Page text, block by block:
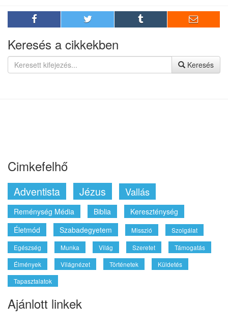
Keresés a cikkekben
Keresés
Cimkefelhő
Adventista Jézus Vallás
Reménység Média Biblia
Kereszténység
Életmód
Szabadegyetem Misszió
Szolgálat
Egészség
Munka Világ Szeretet
Támogatás
Élmények
Világnézet Történetek
Küldetés
Tapasztalatok
Ajánlott linkek